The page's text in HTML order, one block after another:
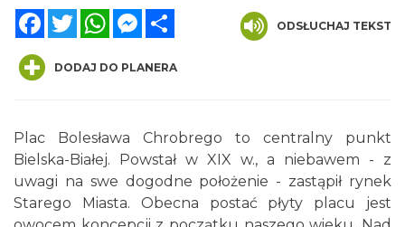
FacebookTwitterWhatsAppMessenger
ODSŁUCHAJ TEKST
DODAJ DO PLANERA
Plac Bolesława Chrobrego to centralny punkt
Bielska-Białej. Powstał w XIX w., a niebawem - z
uwagi na swe dogodne położenie - zastąpił rynek
Starego Miasta. Obecna postać płyty placu jest